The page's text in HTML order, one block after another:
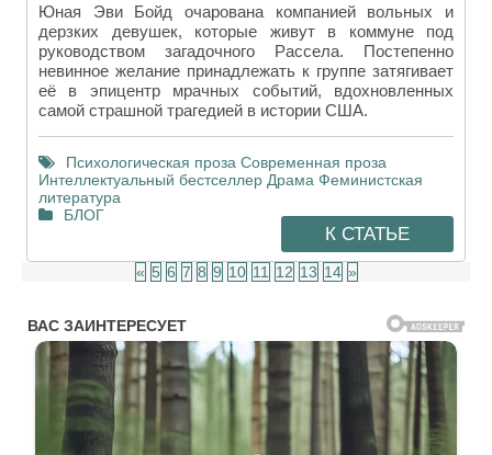
Юная Эви Бойд очарована компанией вольных и
дерзких девушек, которые живут в коммуне под
руководством загадочного Рассела. Постепенно
невинное желание принадлежать к группе затягивает
её в эпицентр мрачных событий, вдохновленных
самой страшной трагедией в истории США.
Психологическая проза Современная проза
Интеллектуальный бестселлер Драма Феминистская
литература
БЛОГ
К СТАТЬЕ
« 5 6 7 8 9 10 11 12 13 14 »